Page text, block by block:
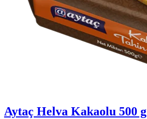
Aytaç Helva Kakaolu 500 g